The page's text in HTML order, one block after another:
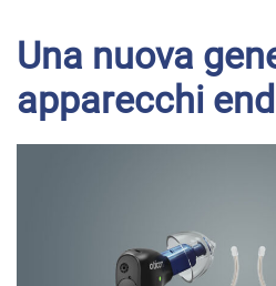
Una nuova
apparecchi